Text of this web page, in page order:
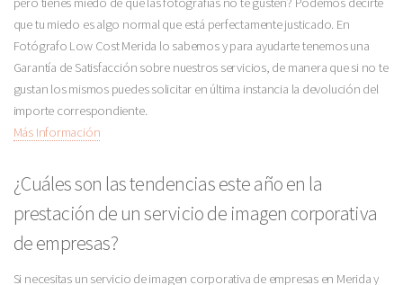
que tu miedo es algo normal que está perfectamente justicado. En
Fotógrafo Low Cost Merida lo sabemos y para ayudarte tenemos una
Garantía de Satisfacción sobre nuestros servicios, de manera que si no te
gustan los mismos puedes solicitar en última instancia la devolución del
importe correspondiente.
Más Información
¿Cuáles son las tendencias este año en la
prestación de un servicio de imagen corporativa
de empresas?
Si necesitas un servicio de imagen corporativa de empresas en Merida y